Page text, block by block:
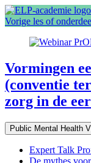
Ga
terug
course:
zorg
(conventie
terugbetaling
psychologische
zorg
in
eerste
Vorige les of
Vormingen
(conventie
zorg in de
Public Mental Health
Expert Talk
De mythes